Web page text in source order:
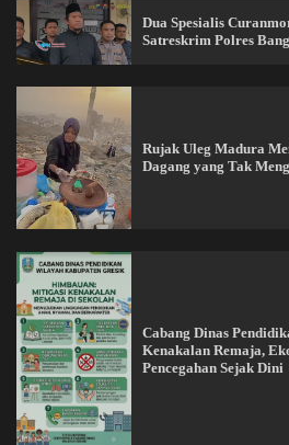
Dua Spesialis
Satreskrim Polres
Rujak Uleg Madura
Dagang yang Tak
Cabang Dinas
Kenakalan Remaja,
Pencegahan Sejak Dini